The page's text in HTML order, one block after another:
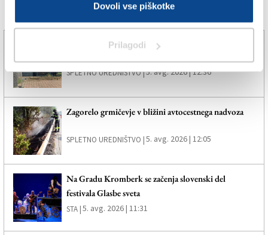
Dovoli vse piškotke
Prilagodi
Več novic
Karabinjerji preprečili tragedijo
SPLETNO UREDNIŠTVO |5. avg. 2026 | 12:36
Zagorelo grmičevje v bližini avtocestnega nadvoza
SPLETNO UREDNIŠTVO |5. avg. 2026 | 12:05
Na Gradu Kromberk se začenja slovenski del
festivala Glasbe sveta
STA |5. avg. 2026 | 11:31